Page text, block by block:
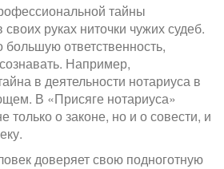
тайны
руках ниточки чужих судеб.
большую ответственность,
Например,
в деятельности нотариуса в
В «Присяге нотариуса»
только о законе, но и о совести, и
доверяет свою подноготную